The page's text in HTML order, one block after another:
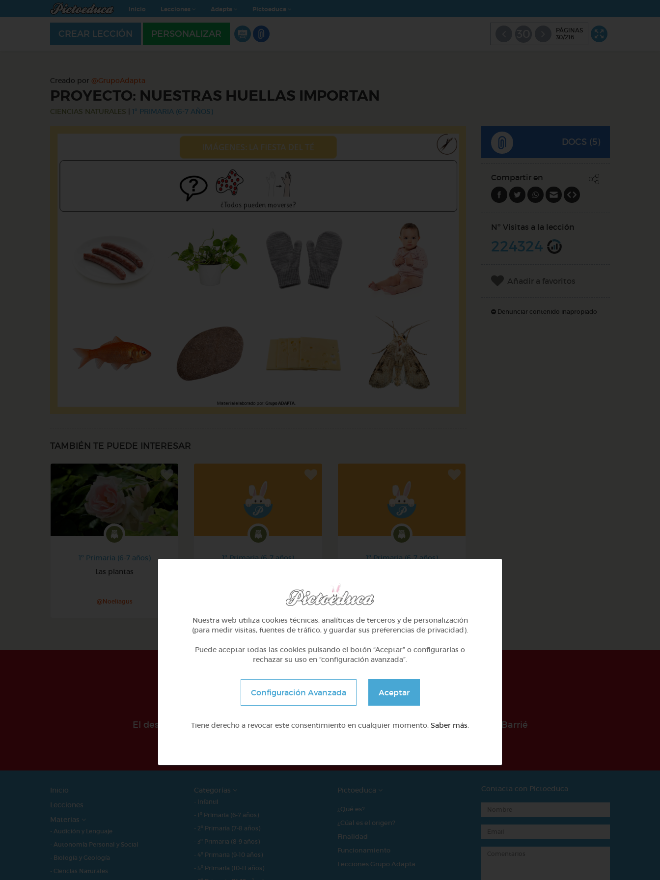
Inicio Lecciones Adapta Pictoeduca
CREAR LECCIÓN PERSONALIZAR
PÁGINAS
30/216
Creado por @GrupoAdapta
PROYECTO: NUESTRAS HUELLAS IMPORTAN
CIENCIAS NATURALES 1º PRIMARIA (6-7 AÑOS)
TAMBIÉN TE PUEDE INTERESAR
1º Primaria (6-7 años)
Las plantas
@Noeliagus
1º Primaria (6-7 años)
1º Primaria (6-7 años)
DOCS (5)
Compartir en
Nº Visitas a la lección
224324
Añadir a favoritos
Denunciar contenido inapropiado
El desarollo de este proyecto ha sido posible gracias al mecenazgo de la Fundación Barrié
Inicio
Lecciones
Materias
- Audición y Lenguaje
- Autonomía Personal y Social
- Biología y Geología
- Ciencias Naturales
Categorías
- Infantil
- 1º Primaria (6-7 años)
- 2º Primaria (7-8 años)
- 3º Primaria (8-9 años)
- 4º Primaria (9-10 años)
- 5º Primaria (10-11 años)
Pictoeduca
¿Qué es?
¿Cúal es el origen?
Finalidad
Funcionamiento
Lecciones Grupo Adapta
Contacta con Pictoeduca
Nuestra web utiliza cookies técnicas, analíticas de terceros y de personalización
(para medir visitas, fuentes de tráfico, y guardar sus preferencias de privacidad).
Puede aceptar todas las cookies pulsando el botón “Aceptar” o configurarlas o
rechazar su uso en “configuración avanzada”.
Configuración Avanzada Aceptar
Tiene derecho a revocar este consentimiento en cualquier momento. Saber más.